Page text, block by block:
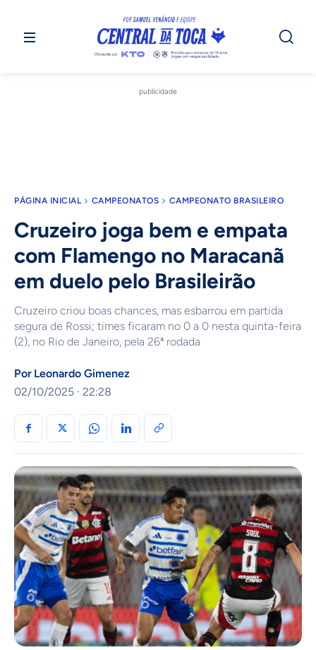
publicidade
PÁGINA INICIAL CAMPEONATOS CAMPEONATO BRASILEIRO
Cruzeiro joga bem e empata
com Flamengo no Maracanã
em duelo pelo Brasileirão
Cruzeiro criou boas chances, mas esbarrou em partida
segura de Rossi; times ficaram no 0 a 0 nesta quinta-feira
(2), no Rio de Janeiro, pela 26ª rodada
Por Leonardo Gimenez
02/10/2025 · 22:28